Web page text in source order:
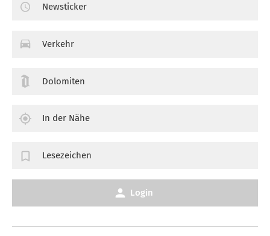
Newsticker
Verkehr
Dolomiten
In der Nähe
Lesezeichen
Login